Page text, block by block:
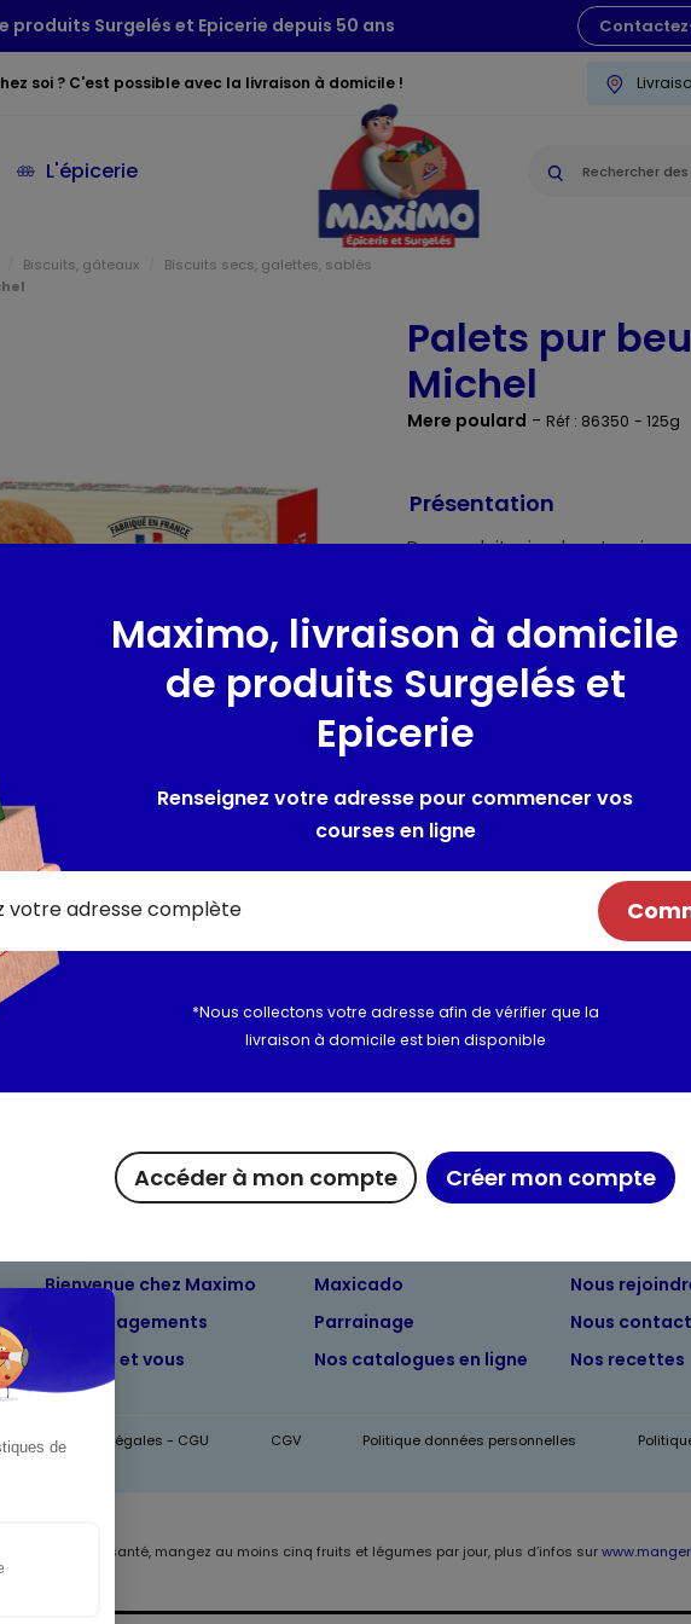
produits Surgelés et Epicerie depuis 50 ans
soi ? C'est possible avec la livraison à domicile !
L'épicerie
Biscuits, gâteaux
Biscuits secs, galettes, sablés
Palets pur
Michel
Mere poulard - Réf : 86350 - 125g
Présentation
Des produits simples et vrais
Michel.
Utilisation et conservation
Composition /
Ingrédients : Farine de BLE
(sirop de glucose, eau, sucre).
Allergènes :
Informations
Bienvenue chez Maximo
Nos engagements
Maximo et vous
Maxicado
Parrainage
Nos catalogues en ligne
Nous
Nous
Nos recettes
Mentions légales - CGU CGV Politique données personnelles
Pour votre santé, mangez au moins cinq fruits et légumes par jour, plus d’infos sur
Maximo, livraison à domicile
de produits Surgelés et
Epicerie
Renseignez votre adresse pour commencer vos
courses en ligne
*Nous collectons votre adresse afin de vérifier que la
livraison à domicile est bien disponible
Accéder à mon compte Créer mon compte